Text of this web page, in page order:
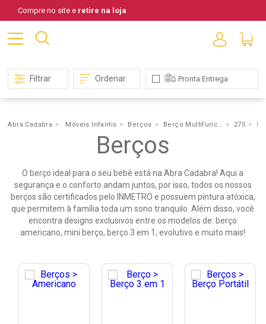
Compre no site e retire na loja
Abra Cadabra Móveis Infantis Berços Berço Multifuncional 275
Berço
Multifuncional
Berços
O berço ideal para o seu bebê está na Abra Cadabra! Aqui a
segurança e o conforto andam juntos, por isso, todos os nossos
berços são certificados pelo INMETRO e possuem pintura atóxica,
que permitem à família toda um sono tranquilo. Além disso, você
encontra designs exclusivos entre os modelos de: berço
americano, mini berço, berço 3 em 1, evolutivo e muito mais!
Filtrar Ordenar Pronta Entrega